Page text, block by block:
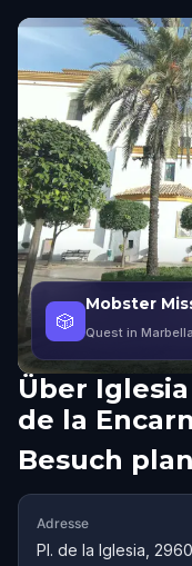
🎲
Mobster
Quest in Marbella
Über
de la
Besuch
Adresse
Pl. de la Iglesia,